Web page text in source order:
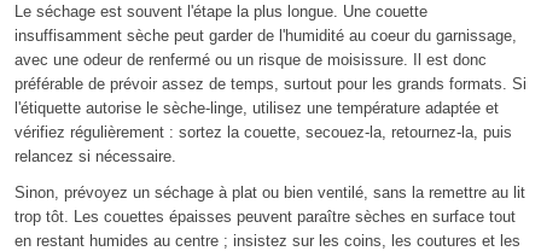
Le séchage est souvent l'étape la plus longue. Une couette
insuffisamment sèche peut garder de l'humidité au coeur du garnissage,
avec une odeur de renfermé ou un risque de moisissure. Il est donc
préférable de prévoir assez de temps, surtout pour les grands formats. Si
l'étiquette autorise le sèche-linge, utilisez une température adaptée et
vérifiez régulièrement : sortez la couette, secouez-la, retournez-la, puis
relancez si nécessaire.
Sinon, prévoyez un séchage à plat ou bien ventilé, sans la remettre au lit
trop tôt. Les couettes épaisses peuvent paraître sèches en surface tout
en restant humides au centre ; insistez sur les coins, les coutures et les